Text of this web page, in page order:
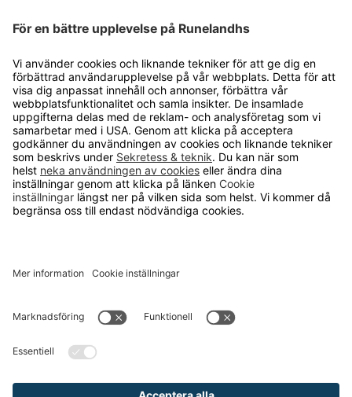
Lediga jobb
Kvalitets- och miljöpolicy
Läsvärt
TELEFON
0480-15940
E-POST